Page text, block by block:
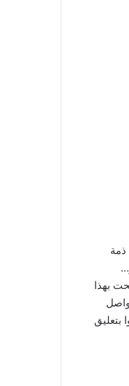
بهذا
بتعليق